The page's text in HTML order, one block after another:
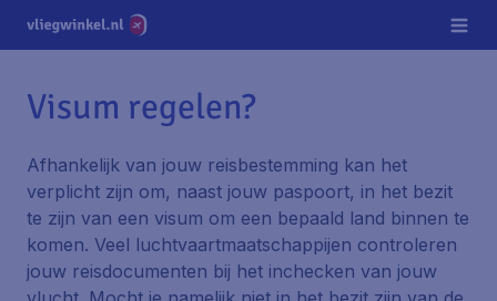
Visum regelen?
Afhankelijk van jouw reisbestemming kan het
verplicht zijn om, naast jouw paspoort, in het bezit
te zijn van een visum om een bepaald land binnen te
komen. Veel luchtvaartmaatschappijen controleren
jouw reisdocumenten bij het inchecken van jouw